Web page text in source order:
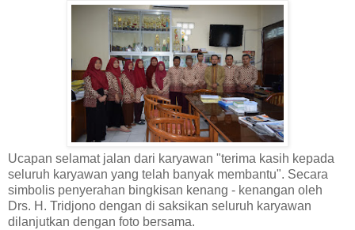
Ucapan selamat jalan dari karyawan "terima kasih kepada
seluruh karyawan yang telah banyak membantu". Secara
simbolis penyerahan bingkisan kenang - kenangan oleh
Drs. H. Tridjono dengan di saksikan seluruh karyawan
dilanjutkan dengan foto bersama.